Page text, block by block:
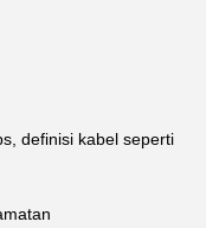
definisi kabel seperti